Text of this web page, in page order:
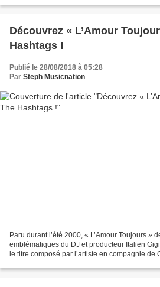
Découvrez « L’Amour
Hashtags !
Publié le 28/08/2018 à 05:28
Par Steph Musicnation
Paru durant l’été 2000, « L’Amour Toujours »
emblématiques du DJ et producteur Italien
le titre composé par l’artiste en compagnie de